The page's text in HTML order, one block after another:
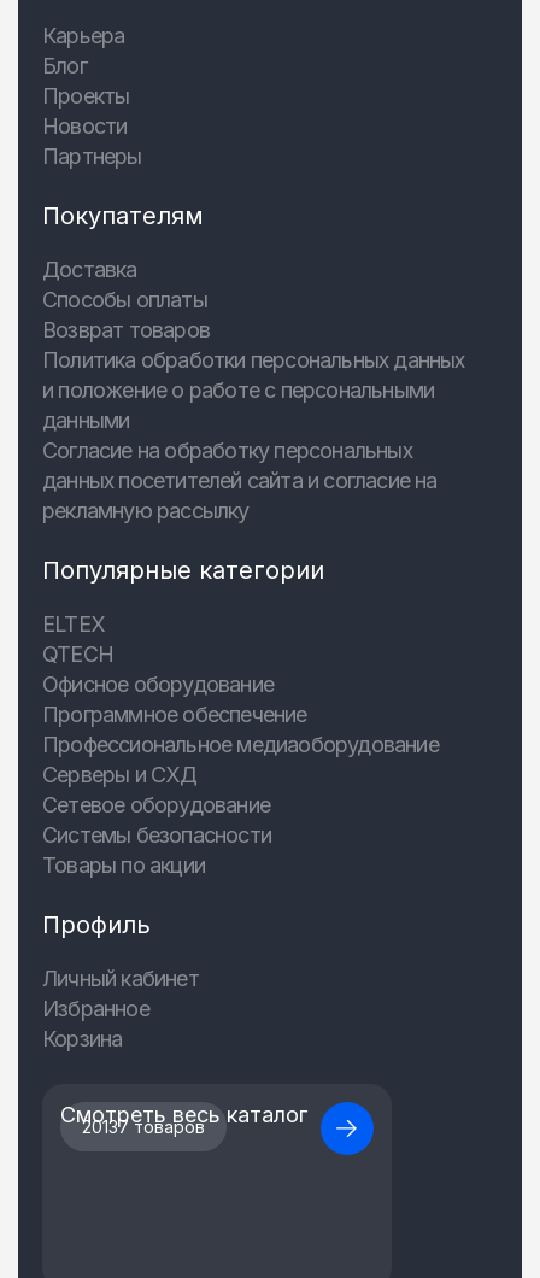
Карьера
Блог
Проекты
Новости
Партнеры
Покупателям
Доставка
Способы оплаты
Возврат товаров
Политика обработки персональных данных
и положение о работе с персональными
данными
Согласие на обработку персональных
данных посетителей сайта и согласие на
рекламную рассылку
Популярные категории
ELTEX
QTECH
Офисное оборудование
Программное обеспечение
Профессиональное медиаоборудование
Серверы и СХД
Сетевое оборудование
Системы безопасности
Товары по акции
Профиль
Личный кабинет
Избранное
Корзина
20137 товаров
Смотреть весь каталог